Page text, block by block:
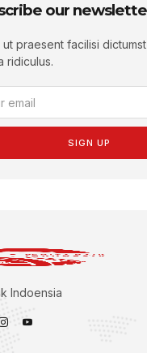
our
ut praesent facilisi
ridiculus.
SIGN UP
Indoensia